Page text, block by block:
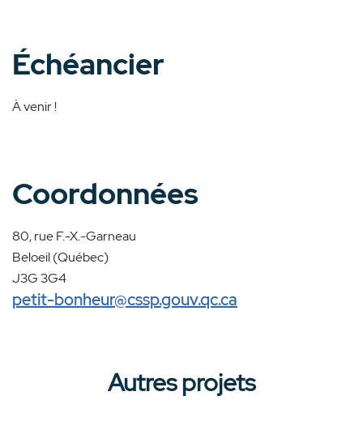
Échéancier
À venir !
Coordonnées
80, rue F.-X.-Garneau
Beloeil (Québec)
J3G 3G4
petit-bonheur@cssp.gouv.qc.ca
Autres projets